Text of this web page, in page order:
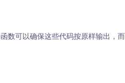
函数可以确保这些代码按原样输出，而